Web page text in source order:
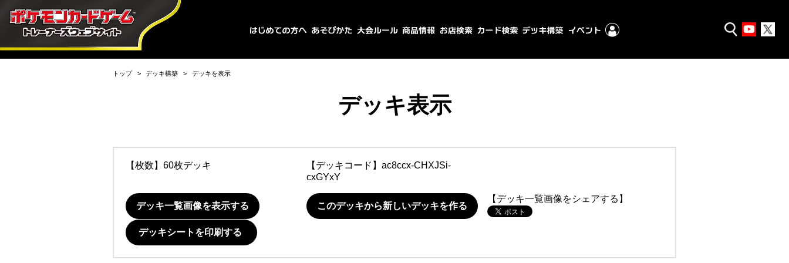
トップ デッキ構築 デッキを表示
デッキ表示
【枚数】60枚デッキ 【デッキコード】 ac8ccx-CHXJSi-
cxGYxY
デッキ一覧画像を表示する このデッキから新しいデッキを作る
【デッキ一覧画像をシェアする】
デッキシートを印刷する